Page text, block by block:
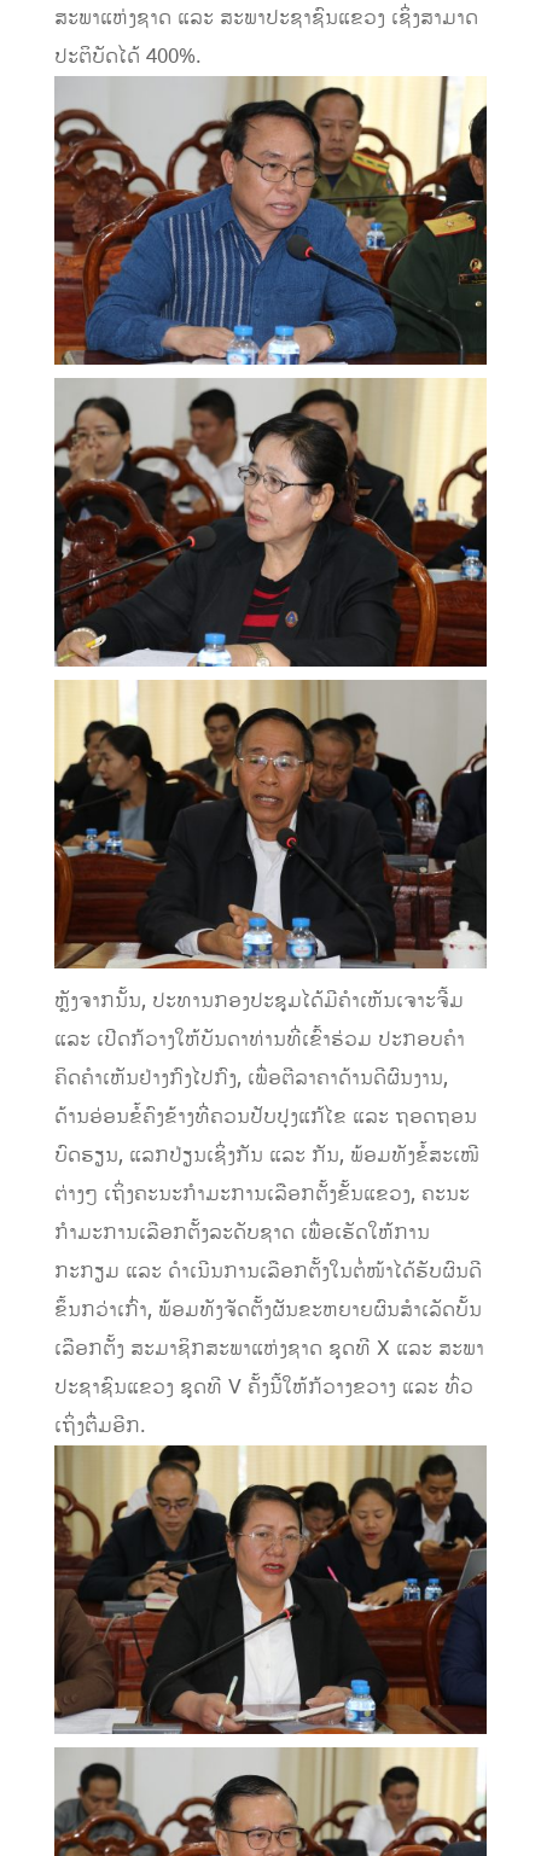
ສະພາແຫ່ງຊາດ ແລະ ສະພາປະຊາຊົນແຂວງ ເຊິ່ງສາມາດ
ປະຕິບັດໄດ້ 400%.
ຫຼັງຈາກນັ້ນ, ປະທານກອງປະຊຸມໄດ້ມີຄໍາເຫັນເຈາະຈີ້ມ
ແລະ ເປີດກ້ວາງໃຫ້ບັນດາທ່ານທີ່ເຂົ້າຮ່ວມ ປະກອບຄໍາ
ຄິດຄໍາເຫັນຢ່າງກົງໄປກົງ, ເພື່ອຕີລາຄາດ້ານດີຜົນງານ,
ດ້ານອ່ອນຂໍ້ຄົງຂ້າງທີ່ຄວນປັບປຸງແກ້ໄຂ ແລະ ຖອດຖອນ
ບົດຮຽນ, ແລກປ່ຽນເຊິ່ງກັນ ແລະ ກັນ, ພ້ອມທັງຂໍ້ສະເໜີ
ຕ່າງໆ ເຖິ່ງຄະນະກໍາມະການເລືອກຕັ້ງຂັ້ນແຂວງ, ຄະນະ
ກໍາມະການເລືອກຕັ້ງລະດັບຊາດ ເພື່ອເຮັດໃຫ້ການ
ກະກຽມ ແລະ ດໍາເນີນການເລືອກຕັ້ງໃນຕໍ່ໜ້າໄດ້ຮັບຜົນດີ
ຂຶ້ນກວ່າເກົ່າ, ພ້ອມທັງຈັດຕັ້ງຜັນຂະຫຍາຍຜົນສໍາເລັດບັ້ນ
ເລືອກຕັ້ງ ສະມາຊິກສະພາແຫ່ງຊາດ ຊຸດທີ X ແລະ ສະພາ
ປະຊາຊົນແຂວງ ຊຸດທີ V ຄັ້ງນີ້ໃຫ້ກ້ວາງຂວາງ ແລະ ທົ່ວ
ເຖິ່ງຕື່ມອີກ.